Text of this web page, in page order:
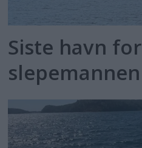
Siste havn for
slepemannen